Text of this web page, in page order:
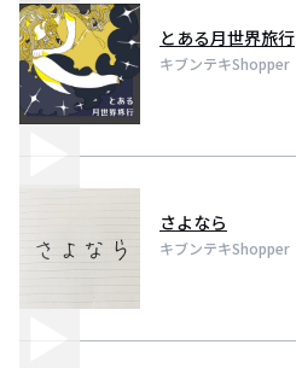
とある月世界旅行
キブンテキShopper
さよなら
キブンテキShopper